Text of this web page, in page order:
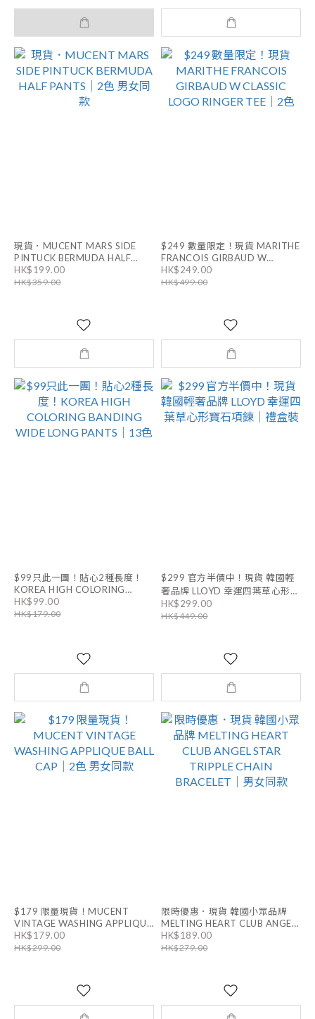
現貨．MUCENT MARS SIDE
PINTUCK BERMUDA HALF
PANTS｜2色 男女同款
HK$199.00
HK$359.00
$249 數量限定！現貨 MARITHE
FRANCOIS GIRBAUD W
CLASSIC LOGO RINGER TEE｜
2色
HK$249.00
HK$499.00
$99只此一團！貼心2種長度！
KOREA HIGH COLORING
BANDING WIDE LONG PANTS
｜13色
HK$99.00
HK$179.00
$299 官方半價中！現貨 韓國輕
奢品牌 LLOYD 幸運四葉草心形寶
石項鍊｜禮盒裝
HK$299.00
HK$449.00
$179 限量現貨！MUCENT
VINTAGE WASHING APPLIQUE
BALL CAP｜2色 男女同款
HK$179.00
HK$299.00
限時優惠．現貨 韓國小眾品牌
MELTING HEART CLUB ANGEL
STAR TRIPPLE CHAIN
BRACELET｜男女同款
HK$189.00
HK$279.00